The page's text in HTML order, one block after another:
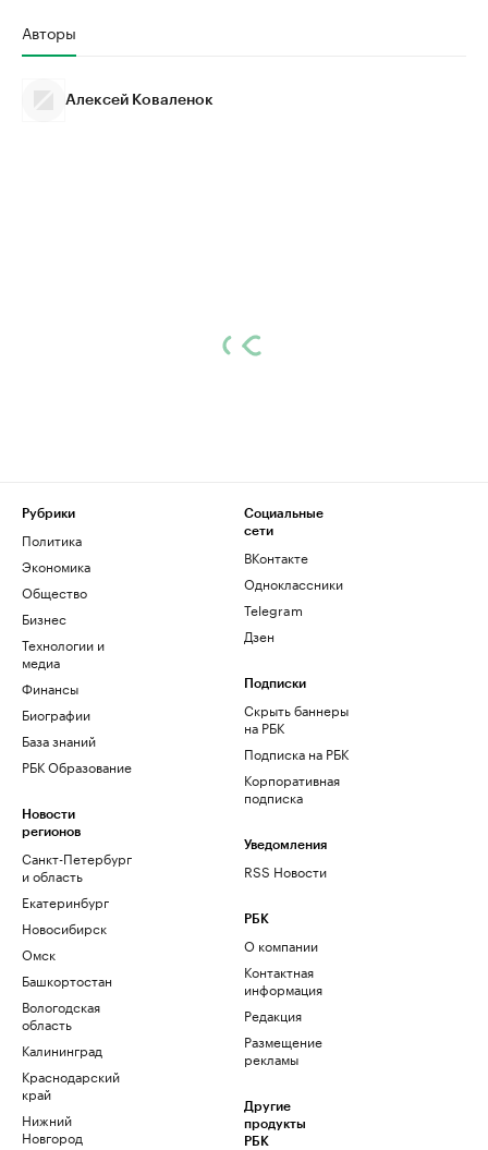
Авторы
Алексей Коваленок
Рубрики
Политика
Экономика
Общество
Бизнес
Технологии и
медиа
Финансы
Биографии
База знаний
РБК Образование
Новости
регионов
Санкт-Петербург
и область
Екатеринбург
Новосибирск
Омск
Башкортостан
Вологодская
область
Калининград
Краснодарский
край
Нижний
Новгород
Социальные
сети
ВКонтакте
Одноклассники
Telegram
Дзен
Подписки
Скрыть баннеры
на РБК
Подписка на РБК
Корпоративная
подписка
Уведомления
RSS Новости
РБК
О компании
Контактная
информация
Редакция
Размещение
рекламы
Другие
продукты
РБК